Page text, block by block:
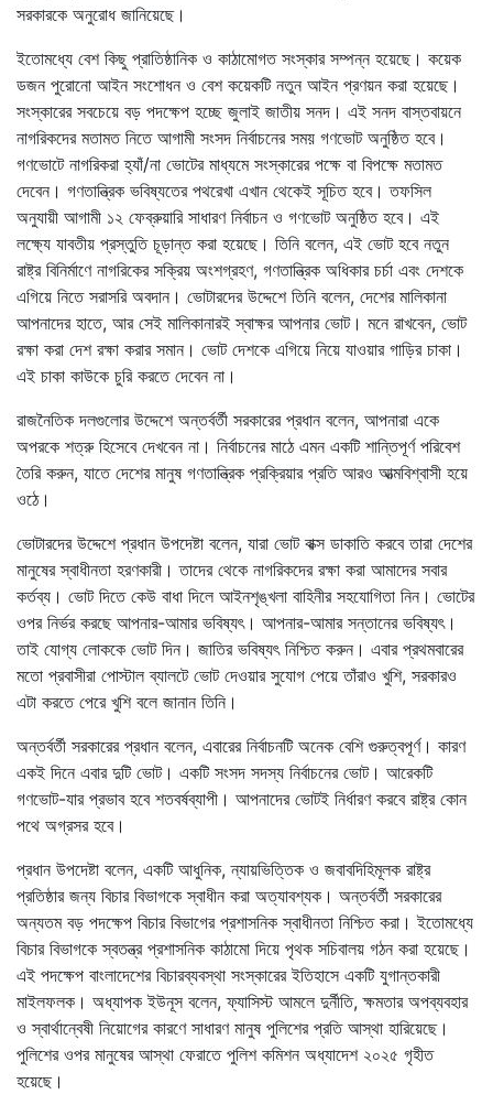
সরকারকে অনুরোধ জানিয়েছে।
ইতোমধ্যে বেশ কিছু প্রাতিষ্ঠানিক ও কাঠামোগত সংস্কার সম্পন্ন হয়েছে। কয়েক
ডজন পুরোনো আইন সংশোধন ও বেশ কয়েকটি নতুন আইন প্রণয়ন করা হয়েছে।
সংস্কারের সবচেয়ে বড় পদক্ষেপ হচ্ছে জুলাই জাতীয় সনদ। এই সনদ বাস্তবায়নে
নাগরিকদের মতামত নিতে আগামী সংসদ নির্বাচনের সময় গণভোট অনুষ্ঠিত হবে।
গণভোটে নাগরিকরা হ্যাঁ/না ভোটের মাধ্যমে সংস্কারের পক্ষে বা বিপক্ষে মতামত
দেবেন। গণতান্ত্রিক ভবিষ্যতের পথরেখা এখান থেকেই সূচিত হবে। তফসিল
অনুযায়ী আগামী ১২ ফেব্রুয়ারি সাধারণ নির্বাচন ও গণভোট অনুষ্ঠিত হবে। এই
লক্ষ্যে যাবতীয় প্রস্তুতি চূড়ান্ত করা হয়েছে। তিনি বলেন, এই ভোট হবে নতুন
রাষ্ট্র বিনির্মাণে নাগরিকের সক্রিয় অংশগ্রহণ, গণতান্ত্রিক অধিকার চর্চা এবং দেশকে
এগিয়ে নিতে সরাসরি অবদান। ভোটারদের উদ্দেশে তিনি বলেন, দেশের মালিকানা
আপনাদের হাতে, আর সেই মালিকানারই স্বাক্ষর আপনার ভোট। মনে রাখবেন, ভোট
রক্ষা করা দেশ রক্ষা করার সমান। ভোট দেশকে এগিয়ে নিয়ে যাওয়ার গাড়ির চাকা।
এই চাকা কাউকে চুরি করতে দেবেন না।
রাজনৈতিক দলগুলোর উদ্দেশে অন্তর্বর্তী সরকারের প্রধান বলেন, আপনারা একে
অপরকে শত্রু হিসেবে দেখবেন না। নির্বাচনের মাঠে এমন একটি শান্তিপূর্ণ পরিবেশ
তৈরি করুন, যাতে দেশের মানুষ গণতান্ত্রিক প্রক্রিয়ার প্রতি আরও আত্মবিশ্বাসী হয়ে
ওঠে।
ভোটারদের উদ্দেশে প্রধান উপদেষ্টা বলেন, যারা ভোট বাক্স ডাকাতি করবে তারা দেশের
মানুষের স্বাধীনতা হরণকারী। তাদের থেকে নাগরিকদের রক্ষা করা আমাদের সবার
কর্তব্য। ভোট দিতে কেউ বাধা দিলে আইনশৃঙ্খলা বাহিনীর সহযোগিতা নিন। ভোটের
ওপর নির্ভর করছে আপনার-আমার ভবিষ্যৎ। আপনার-আমার সন্তানের ভবিষ্যৎ।
তাই যোগ্য লোককে ভোট দিন। জাতির ভবিষ্যৎ নিশ্চিত করুন। এবার প্রথমবারের
মতো প্রবাসীরা পোস্টাল ব্যালটে ভোট দেওয়ার সুযোগ পেয়ে তাঁরাও খুশি, সরকারও
এটা করতে পেরে খুশি বলে জানান তিনি।
অন্তর্বর্তী সরকারের প্রধান বলেন, এবারের নির্বাচনটি অনেক বেশি গুরুত্বপূর্ণ। কারণ
একই দিনে এবার দুটি ভোট। একটি সংসদ সদস্য নির্বাচনের ভোট। আরেকটি
গণভোট-যার প্রভাব হবে শতবর্ষব্যাপী। আপনাদের ভোটই নির্ধারণ করবে রাষ্ট্র কোন
পথে অগ্রসর হবে।
প্রধান উপদেষ্টা বলেন, একটি আধুনিক, ন্যায়ভিত্তিক ও জবাবদিহিমূলক রাষ্ট্র
প্রতিষ্ঠার জন্য বিচার বিভাগকে স্বাধীন করা অত্যাবশ্যক। অন্তর্বর্তী সরকারের
অন্যতম বড় পদক্ষেপ বিচার বিভাগের প্রশাসনিক স্বাধীনতা নিশ্চিত করা। ইতোমধ্যে
বিচার বিভাগকে স্বতন্ত্র প্রশাসনিক কাঠামো দিয়ে পৃথক সচিবালয় গঠন করা হয়েছে।
এই পদক্ষেপ বাংলাদেশের বিচারব্যবস্থা সংস্কারের ইতিহাসে একটি যুগান্তকারী
মাইলফলক। অধ্যাপক ইউনূস বলেন, ফ্যাসিস্ট আমলে দুর্নীতি, ক্ষমতার অপব্যবহার
ও স্বার্থান্বেষী নিয়োগের কারণে সাধারণ মানুষ পুলিশের প্রতি আস্থা হারিয়েছে।
পুলিশের ওপর মানুষের আস্থা ফেরাতে পুলিশ কমিশন অধ্যাদেশ ২০২৫ গৃহীত
হয়েছে।